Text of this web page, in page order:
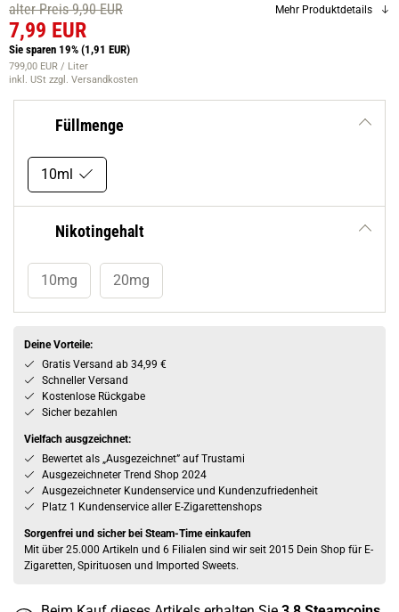
alter Preis 9,90 EUR
7,99 EUR
Sie sparen 19% (1,91 EUR)
799,00 EUR / Liter
inkl. USt zzgl. Versandkosten
Mehr Produktdetails
Füllmenge
10ml
Nikotingehalt
10mg 20mg
Deine Vorteile:
Gratis Versand ab 34,99 €
Schneller Versand
Kostenlose Rückgabe
Sicher bezahlen
Vielfach ausgzeichnet:
Bewertet als „Ausgezeichnet” auf Trustami
Ausgezeichneter Trend Shop 2024
Ausgezeichneter Kundenservice und Kundenzufriedenheit
Platz 1 Kundenservice aller E-Zigarettenshops
Sorgenfrei und sicher bei Steam-Time einkaufen
Mit über 25.000 Artikeln und 6 Filialen sind wir seit 2015 Dein Shop für E-
Zigaretten, Spirituosen und Imported Sweets.